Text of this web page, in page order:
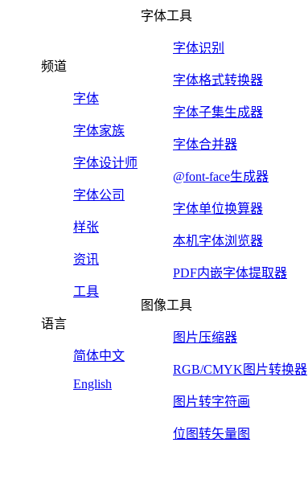
频道
字体
字体家族
字体设计师
字体公司
样张
资讯
工具
语言
简体中文
English
字体工具
字体识别
字体格式转换器
字体子集生成器
字体合并器
@font-face生成器
字体单位换算器
本机字体浏览器
PDF内嵌字体提取器
图像工具
图片压缩器
RGB/CMYK图片转换器
图片转字符画
位图转矢量图